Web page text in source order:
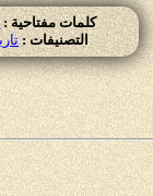
كلمات مفتاحية :
التصنيفات :